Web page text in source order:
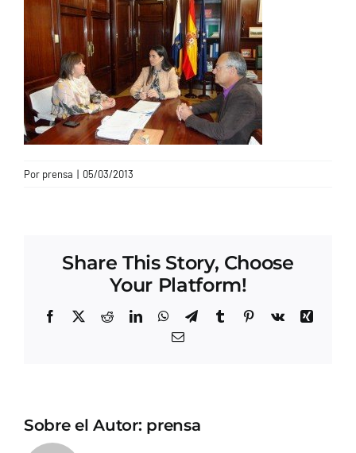
CONTACTO
Por prensa | 05/03/2013
Share This Story, Choose
Your Platform!
Facebook
X RedditLinkedInWhatsApp
TelegramTumblrPinterest
Vk
Xing
Correo
Sobre el Autor: prensa